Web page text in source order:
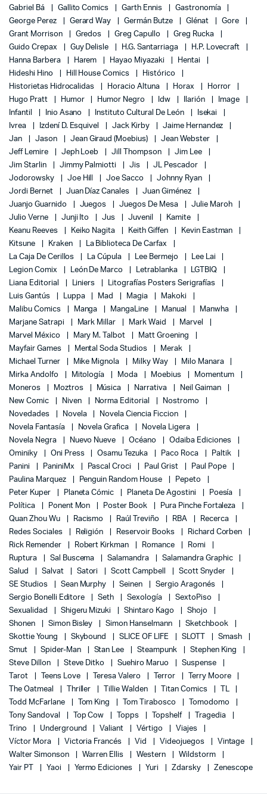
Gabriel Bá
Gallito Comics Garth Ennis
Gastronomía
George Perez
Gerard Way Germán Butze Glénat
Gore
Grant Morrison
Gredos Greg Capullo
Greg Rucka
Guido Crepax
Guy Delisle H.G. Santarriaga
H.P. Lovecraft
Hanna Barbera
Harem Hayao Miyazaki
Hentai
Hideshi Hino
Hill House Comics
Histórico
Historietas Hidrocalidas
Horacio Altuna Horax
Horror
Hugo Pratt
Humor Humor Negro Idw Ilarión
Image
Infantil
Inio Asano Instituto Cultural De León
Isekai
Ivrea
Izdení D. Esquivel Jack Kirby
Jaime Hernandez
Jan
Jason Jean Giraud (Moebius)
Jean Webster
Jeff Lemire
Jeph Loeb Jill Thompson
Jim Lee
Jim Starlin
Jimmy Palmiotti Jis
JL Pescador
Jodorowsky
Joe Hill Joe Sacco
Johnny Ryan
Jordi Bernet
Juan Díaz Canales
Juan Giménez
Juanjo Guarnido
Juegos Juegos De Mesa
Julie Maroh
Julio Verne
Junji Ito Jus Juvenil
Kamite
Keanu Reeves
Keiko Nagita Keith Giffen
Kevin Eastman
Kitsune
Kraken
La Biblioteca De Carfax
La Caja De Cerillos
La Cúpula Lee Bermejo
Lee Lai
Legion Comix
León De Marco Letrablanka
LGTBIQ
Liana Editorial
Liniers
Litografías Posters Serigrafías
Luis Gantús
Luppa Mad Magia
Makoki
Malibu Comics
Manga MangaLine Manual
Manwha
Marjane Satrapi
Mark Millar Mark Waid
Marvel
Marvel México
Mary M. Talbot
Matt Groening
Mayfair Games
Mental Soda Studios
Merak
Michael Turner
Mike Mignola Milky Way
Milo Manara
Mirka Andolfo
Mitología Moda Moebius
Momentum
Moneros
Moztros Música Narrativa
Neil Gaiman
New Comic
Niven Norma Editorial
Nostromo
Novedades
Novela
Novela Ciencia Ficcion
Novela Fantasía
Novela Grafica
Novela Ligera
Novela Negra
Nuevo Nueve Océano
Odaiba Ediciones
Ominiky
Oni Press Osamu Tezuka Paco Roca
Paltik
Panini
PaniniMx Pascal Croci Paul Grist
Paul Pope
Paulina Marquez
Penguin Random House
Pepeto
Peter Kuper
Planeta Cómic Planeta De Agostini
Poesía
Política
Ponent Mon Poster Book
Pura Pinche Fortaleza
Quan Zhou Wu
Racismo Raúl Treviño RBA
Recerca
Redes Sociales
Religión Reservoir Books
Richard Corben
Rick Remender
Robert Kirkman Romance
Romi
Ruptura
Sal Buscema Salamandra
Salamandra Graphic
Salud
Salvat Satori Scott Campbell
Scott Snyder
SE Studios
Sean Murphy Seinen
Sergio Aragonés
Sergio Bonelli Editore
Seth Sexología
SextoPiso
Sexualidad
Shigeru Mizuki Shintaro Kago
Shojo
Shonen
Simon Bisley Simon Hanselmann
Sketchbook
Skottie Young
Skybound SLICE OF LIFE SLOTT
Smash
Smut
Spider-Man Stan Lee Steampunk
Stephen King
Steve Dillon
Steve Ditko Suehiro Maruo
Suspense
Tarot
Teens Love Teresa Valero Terror
Terry Moore
The Oatmeal
Thriller Tillie Walden Titan Comics
TL
Todd McFarlane
Tom King Tom Tirabosco
Tomodomo
Tony Sandoval
Top Cow Topps Topshelf
Tragedia
Trino
Underground Valiant Vértigo
Viajes
Víctor Mora
Victoria Francés Vid Videojuegos
Vintage
Walter Simonson
Warren Ellis Western
Wildstorm
Yair PT
Yaoi Yermo Ediciones Yuri Zdarsky Zenescope